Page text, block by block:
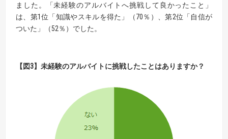
ました。「未経験のアルバイトへ挑戦して良かったこと」
は、第1位「知識やスキルを得た」（70％）、第2位「自信が
ついた」（52％）でした。
【図3】未経験のアルバイトに挑戦したことはありますか？